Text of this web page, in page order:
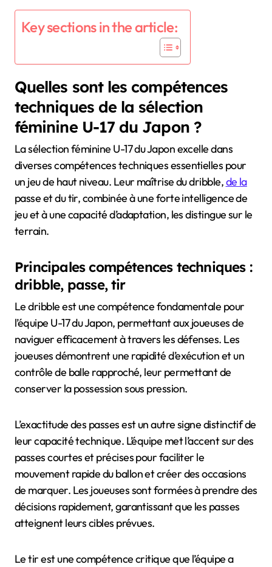
Key sections in the article:
Quelles sont les compétences
techniques de la sélection
féminine U-17 du Japon ?
La sélection féminine U-17 du Japon excelle dans
diverses compétences techniques essentielles pour
un jeu de haut niveau. Leur maîtrise du dribble,de la
passe et du tir, combinée à une forte intelligence de
jeu et à une capacité d’adaptation, les distingue sur le
terrain.
Principales compétences techniques :
dribble, passe, tir
Le dribble est une compétence fondamentale pour
l’équipe U-17 du Japon, permettant aux joueuses de
naviguer efficacement à travers les défenses. Les
joueuses démontrent une rapidité d’exécution et un
contrôle de balle rapproché, leur permettant de
conserver la possession sous pression.
L’exactitude des passes est un autre signe distinctif de
leur capacité technique. L’équipe met l’accent sur des
passes courtes et précises pour faciliter le
mouvement rapide du ballon et créer des occasions
de marquer. Les joueuses sont formées à prendre des
décisions rapidement, garantissant que les passes
atteignent leurs cibles prévues.
Le tir est une compétence critique que l’équipe a